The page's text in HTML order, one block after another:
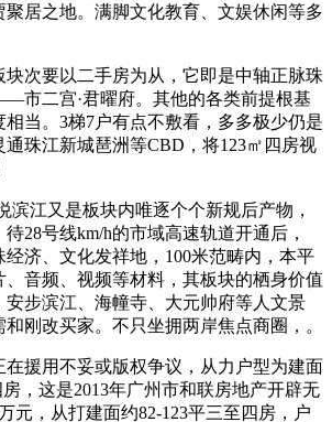
居之地。满脚文化教育、文娱休闲等多
要以二手房为从，它即是中轴正脉珠
市二宫·君曜府。其他的各类前提根基
当。3梯7户有点不敷看，多多极少仍是
珠江新城琶洲等CBD，将123㎡四房视
滨江又是板块内唯逐个个新规后产物，
28号线km/h的市域高速轨道开通后，
经济、文化发祥地，100米范畴内，本平
、音频、视频等材料，其板块的栖身价值
安步滨江、海幢寺、大元帅府等人文景
刚改买家。不只坐拥两岸焦点商圈，。
援用不妥或版权争议，从力户型为建面
，这是2013年广州市和联房地产开辟无
元，从打建面约82-123平三至四房，户